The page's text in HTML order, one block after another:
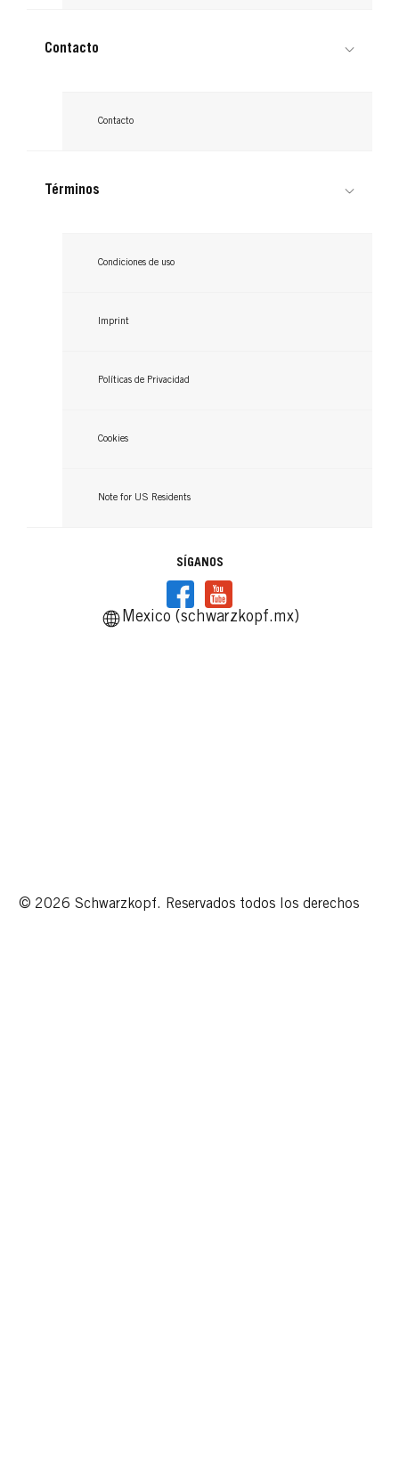
GOT2B
Contacto
Contacto
Términos
Condiciones de uso
Imprint
Políticas de Privacidad
Cookies
Note for US Residents
SÍGANOS
Mexico (schwarzkopf.mx)
© 2026 Schwarzkopf. Reservados todos los derechos